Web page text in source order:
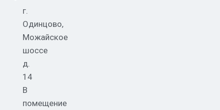
г.
Одинцово,
Можайское
шоссе
д.
14
В
помещение